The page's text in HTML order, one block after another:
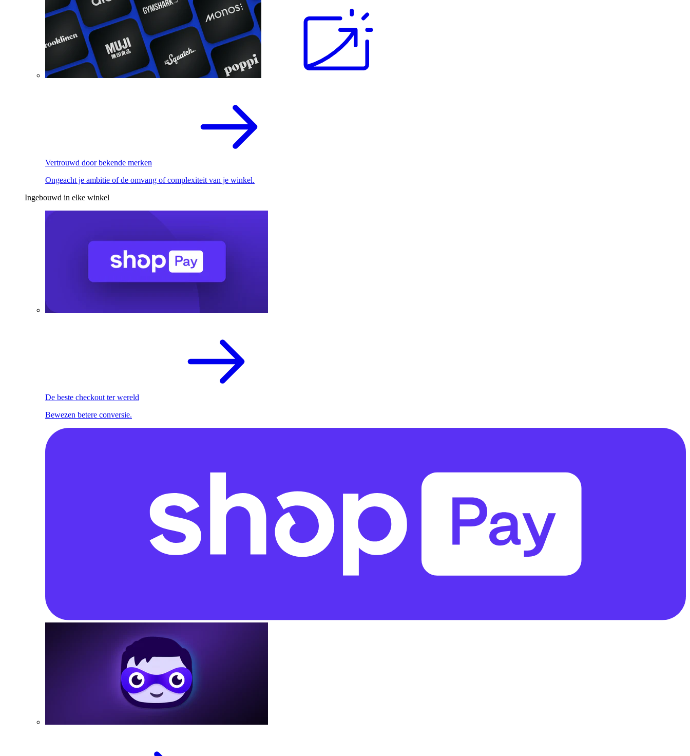
Vertrouwd door bekende merken
Ongeacht je ambitie of de omvang of complexiteit van je winkel.
Ingebouwd in elke winkel
De beste checkout ter wereld
Bewezen betere conversie.